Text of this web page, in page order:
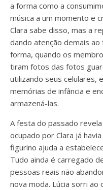
a forma como a
música a um momento e
Clara sabe disso, mas a
dando atenção demais
forma, quando os
tiram fotos das fotos
utilizando seus celulares,
memórias de infância e
armazená-las.
A festa do passado
ocupado por Clara já
figurino ajuda a
Tudo ainda é carregado
pessoas reais não
nova moda. Lúcia sorri ao